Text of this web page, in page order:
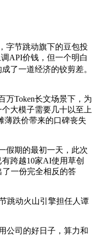
字节跳动旗下的豆包投
API价钱，但一个明白
了一道经济的铰剪差。
Token长文场景下，为
大模子需要几十以至上
薄跌价带来的口碑丧失
假期的最初一天，此次
跨越10家AI使用草创
了一份完全相反的答
跳动火山引擎担任人谭
公司的好日子，算力和